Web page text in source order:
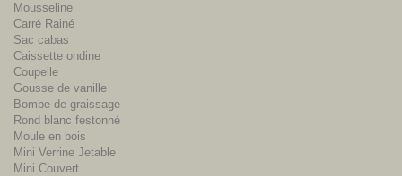
Mousseline
Carré Rainé
Sac cabas
Caissette ondine
Coupelle
Gousse de vanille
Bombe de graissage
Rond blanc festonné
Moule en bois
Mini Verrine Jetable
Mini Couvert